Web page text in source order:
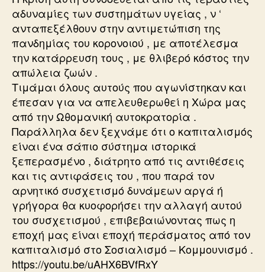
αδυναμίες των συστημάτων υγείας , ν ‘
ανταπεξέλθουν στην αντιμετώπιση της
πανδημίας του κορονοιού , με αποτέλεσμα
την κατάρρευση τους , με θλιβερό κόστος την
απώλεια ζωών .
Τιμάμαι όλους αυτούς που αγωνίστηκαν και
έπεσαν για να απελευθερωθεί η Χώρα μας
από την Ωθομανική αυτοκρατορία .
Παράλληλα δεν ξεχνάμε ότι ο καπιταλισμός
είναι ένα σάπιο σύστημα ιστορικά
ξεπερασμένο , διάτρητο από τις αντιθέσεις
και τις αντιφάσεις του , που παρά τον
αρνητικό συσχετισμό δυνάμεων αργά ή
γρήγορα θα κυοφορήσει την αλλαγή αυτού
του συσχετισμού , επιβεβαιώνοντας πως η
εποχή μας είναι εποχή περάσματος από τον
καπιταλισμό στο Σοσιαλισμό – Κομμουνισμό .
https://youtu.be/uAHX6BVfRxY